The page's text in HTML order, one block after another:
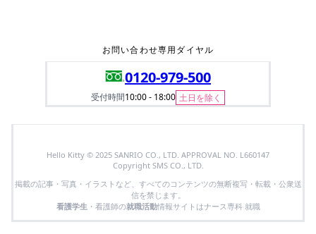
お問い合わせ専用ダイヤル
0120-979-500
受付時間10:00 - 18:00 土日を除く
Hello Kitty © 2025 SANRIO CO., LTD. APPROVAL NO. L660147
Copyright SMS CO., LTD.
掲載の記事・写真・イラストなど、すべてのコンテンツの無断複写・転載・公衆送
信を禁じます。
看護学生 ・看護師の就職活動情報サイトはナース専科 就職